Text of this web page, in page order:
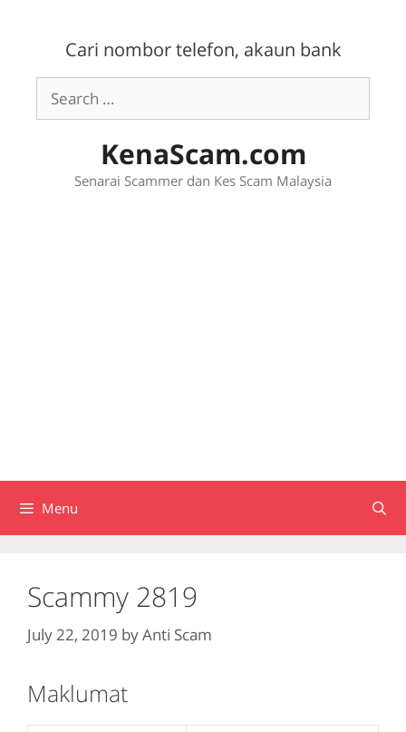
Cari nombor telefon, akaun bank
Search
for:
KenaScam.com
Senarai Scammer dan Kes Scam Malaysia
Menu
Scammy 2819
July 22, 2019 byAnti Scam
Maklumat